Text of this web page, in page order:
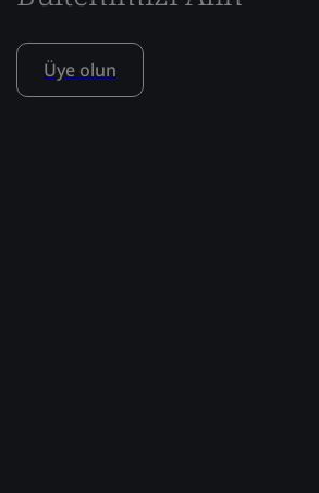
Üye olun